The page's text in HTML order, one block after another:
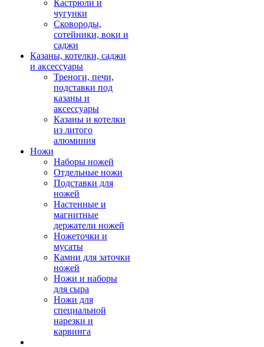
Кастрюли и
чугунки
Сковороды,
сотейники, воки и
саджи
Казаны, котелки, саджи
и аксессуары
Треноги, печи,
подставки под
казаны и
аксессуары
Казаны и котелки
из литого
алюминия
Ножи
Наборы ножей
Отдельные ножи
Подставки для
ножей
Настенные и
магнитные
держатели ножей
Ножеточки и
мусаты
Камни для заточки
ножей
Ножи и наборы
для сыра
Ножи для
специальной
нарезки и
карвинга